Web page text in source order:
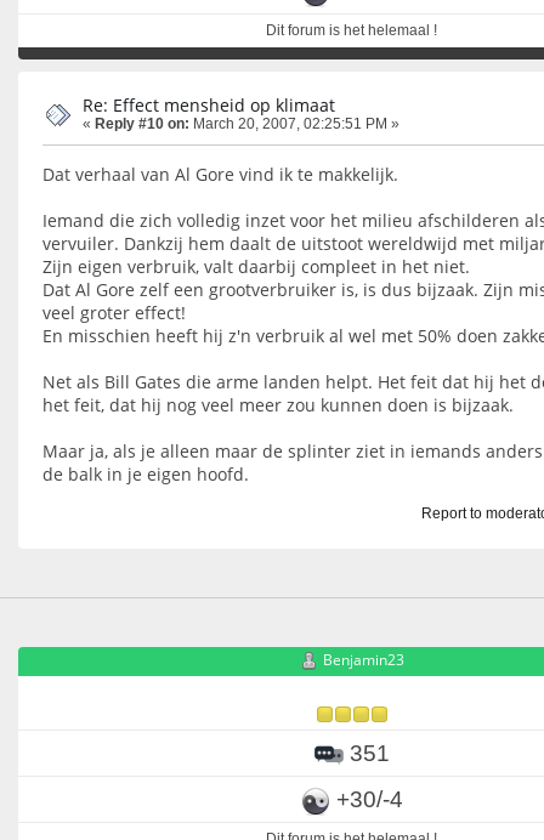
Dit forum is het helemaal !
Re: Effect mensheid op klimaat
« Reply #10 on: March 20, 2007, 02:25:51 PM »
Dat verhaal van Al Gore vind ik te makkelijk.
Iemand die zich volledig inzet voor het milieu afschilderen
vervuiler. Dankzij hem daalt de uitstoot wereldwijd met
Zijn eigen verbruik, valt daarbij compleet in het niet.
Dat Al Gore zelf een grootverbruiker is, is dus bijzaak. Zijn
veel groter effect!
En misschien heeft hij z'n verbruik al wel met 50% doen
Net als Bill Gates die arme landen helpt. Het feit dat hij het
het feit, dat hij nog veel meer zou kunnen doen is bijzaak.
Maar ja, als je alleen maar de splinter ziet in iemands
de balk in je eigen hoofd.
Report to
Benjamin23
351
+30/-4